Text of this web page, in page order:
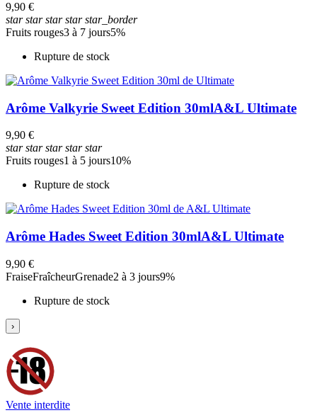
9,90 €
starstarstarstarstar_border
Fruits rouges3 à 7 jours5%
Rupture de stock
Arôme Valkyrie Sweet Edition 30mlA&L Ultimate
9,90 €
starstarstarstarstar
Fruits rouges1 à 5 jours10%
Rupture de stock
Arôme Hades Sweet Edition 30mlA&L Ultimate
9,90 €
FraiseFraîcheurGrenade2 à 3 jours9%
Rupture de stock
›